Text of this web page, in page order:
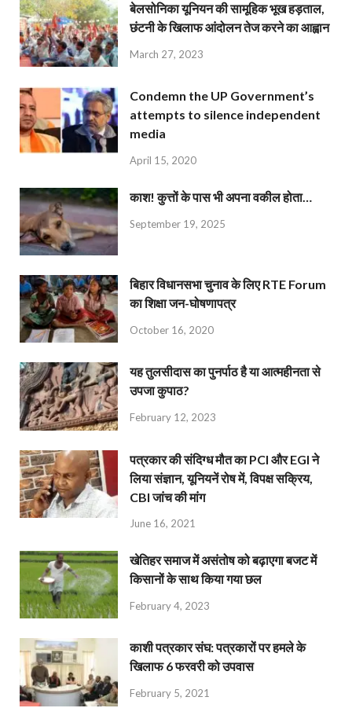
बेलसोनिका यूनियन की सामूहिक भूख हड़ताल,
छंटनी के खिलाफ आंदोलन तेज करने का आह्वान
March 27, 2023
Condemn the UP Government’s
attempts to silence independent
media
April 15, 2020
काश! कुत्तों के पास भी अपना वकील होता…
September 19, 2025
बिहार विधानसभा चुनाव के लिए RTE Forum
का शिक्षा जन-घोषणापत्र
October 16, 2020
यह तुलसीदास का पुनर्पाठ है या आत्महीनता से
उपजा कुपाठ?
February 12, 2023
पत्रकार की संदिग्ध मौत का PCI और EGI ने
लिया संज्ञान, यूनियनें रोष में, विपक्ष सक्रिय,
CBI जांच की मांग
June 16, 2021
खेतिहर समाज में असंतोष को बढ़ाएगा बजट में
किसानों के साथ किया गया छल
February 4, 2023
काशी पत्रकार संघ: पत्रकारों पर हमले के
खिलाफ 6 फरवरी को उपवास
February 5, 2021